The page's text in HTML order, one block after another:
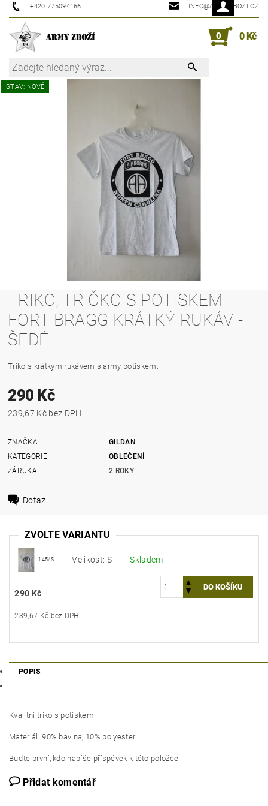
+420 775094166 INFO@ARMYZBOZI.CZ
0 0 Kč
STAV: NOVÉ
TRIKO, TRIČKO S POTISKEM
FORT BRAGG KRÁTKÝ RUKÁV -
ŠEDÉ
Triko s krátkým rukávem s army potiskem.
290 Kč
239,67 Kč bez DPH
ZNAČKA
GILDAN
KATEGORIE
OBLEČENÍ
ZÁRUKA
2 ROKY
Dotaz
ZVOLTE VARIANTU
145/S Velikost: S Skladem
290 Kč
239,67 Kč bez DPH
POPIS
Kvalitní triko s potiskem.
Materiál: 90% bavlna, 10% polyester
Buďte první, kdo napíše příspěvek k této položce.
Přidat komentář